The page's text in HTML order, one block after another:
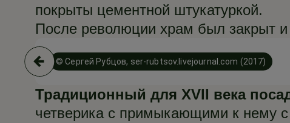
покрыты цементной штукатуркой.
После революции храм был закрыт и
© Сергей Рубцов, ser-rubtsov.livejournal.com (2017)
Традиционный для XVII века
четверика с примыкающими к нему с